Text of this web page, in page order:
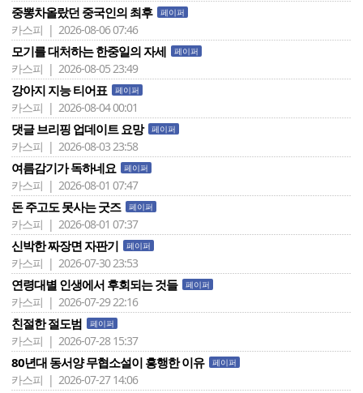
중뽕차올랐던 중국인의 최후 페이퍼
카스피 | 2026-08-06 07:46
모기를 대처하는 한중일의 자세 페이퍼
카스피 | 2026-08-05 23:49
강아지 지능 티어표 페이퍼
카스피 | 2026-08-04 00:01
댓글 브리핑 업데이트 요망 페이퍼
카스피 | 2026-08-03 23:58
여름감기가 독하네요 페이퍼
카스피 | 2026-08-01 07:47
돈 주고도 못사는 굿즈 페이퍼
카스피 | 2026-08-01 07:37
신박한 짜장면 자판기 페이퍼
카스피 | 2026-07-30 23:53
연령대별 인생에서 후회되는 것들 페이퍼
카스피 | 2026-07-29 22:16
친절한 절도범 페이퍼
카스피 | 2026-07-28 15:37
80년대 동서양 무협소설이 흥행한 이유 페이퍼
카스피 | 2026-07-27 14:06